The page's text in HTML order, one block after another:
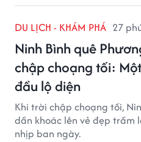
DU LỊCH - KHÁM PHÁ 27
Ninh Bình quê
chập choạng tối:
đầu lộ diện
Khi trời chập choạng tối,
dần khoác lên vẻ đẹp trầm
nhịp ban ngày.